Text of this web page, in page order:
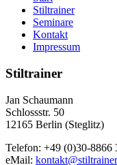
Stiltrainer
Seminare
Kontakt
Impressum
Stiltrainer
Jan Schaumann
Schlossstr. 50
12165 Berlin (Steglitz)
Telefon: +49 (0)30-8866
eMail: